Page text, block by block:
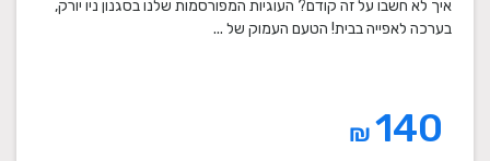
איך לא חשבו על זה קודם? העוגיות המפורסמות שלנו בסגנון ניו יורק,
בערכה לאפייה בבית! הטעם העמוק של ...
₪